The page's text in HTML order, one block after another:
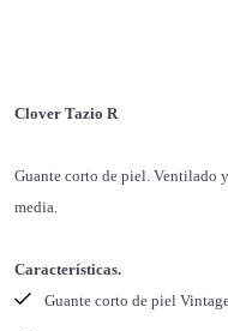
Clover Tazio R
Guante corto de piel. Ventilado
media.
Características.
Guante corto de piel